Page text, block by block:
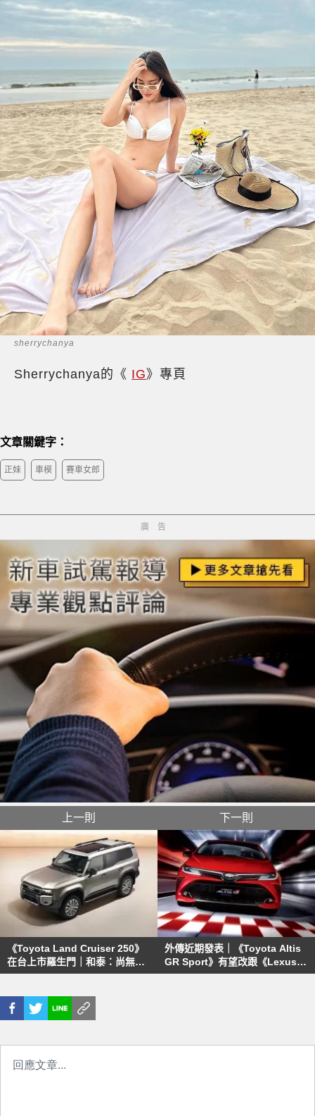
sherrychanya
Sherrychanya的《 IG》專頁
文章關鍵字：
正妹 車模 賽車女郎
廣告
上一則
《Toyota Land Cruiser 250》
在台上市羅生門｜和泰：尚無導
入規劃 業務端：4月下旬接單
下一則
外傳近期發表｜《Toyota Altis
GR Sport》有望改跟《Lexus
NX200》共享引擎